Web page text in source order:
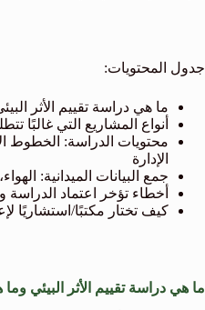
جدول المحتويات:
ما هي دراسة تقييم الأثر
أنواع المشاريع التي غالبًا
محتويات الدراسة: الخطوط
الإدارة
جمع البيانات الميدانية:
أخطاء تؤخر اعتماد الدراسة
كيف تختار مكتبًا/استشاريًا
ما هي دراسة تقييم الأثر البيئي وما